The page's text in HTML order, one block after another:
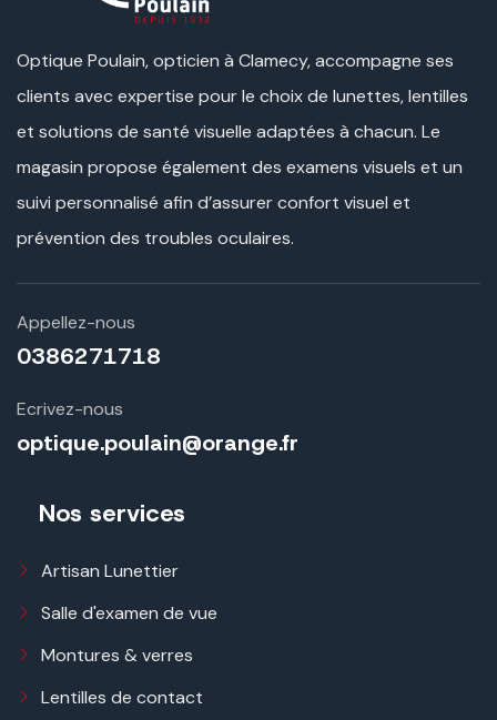
Optique Poulain, opticien à Clamecy, accompagne ses
clients avec expertise pour le choix de lunettes, lentilles
et solutions de santé visuelle adaptées à chacun. Le
magasin propose également des examens visuels et un
suivi personnalisé afin d’assurer confort visuel et
prévention des troubles oculaires.
Appellez-nous
0386271718
Ecrivez-nous
optique.poulain@orange.fr
Nos services
Artisan Lunettier
Salle d'examen de vue
Montures & verres
Lentilles de contact